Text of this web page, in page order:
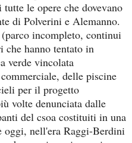
le opere che dovevano
di Polverini e Alemanno.
incompleto, continui
che hanno tentato in
verde vincolata
delle piscine
per il progetto
volte denunciata dalle
del csoa costituiti in una
nell'era Raggi-Berdini